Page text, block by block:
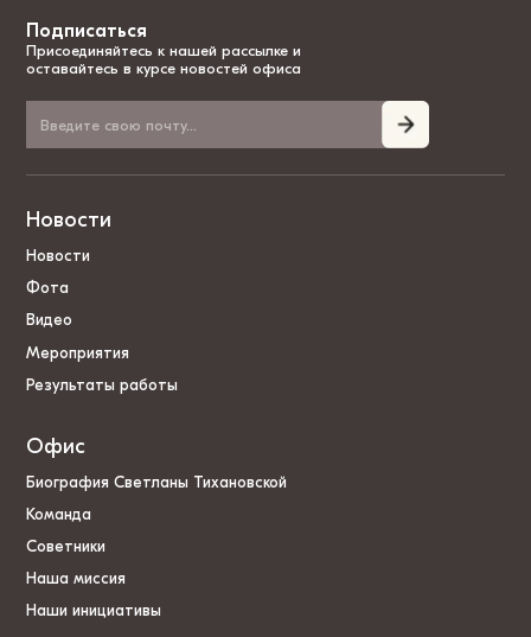
Подписаться
Присоединяйтесь к нашей рассылке и
оставайтесь в курсе новостей офиса
Новости
Новости
Фота
Видео
Мероприятия
Результаты работы
Офис
Биография Светланы Тихановской
Команда
Советники
Наша миссия
Наши инициативы